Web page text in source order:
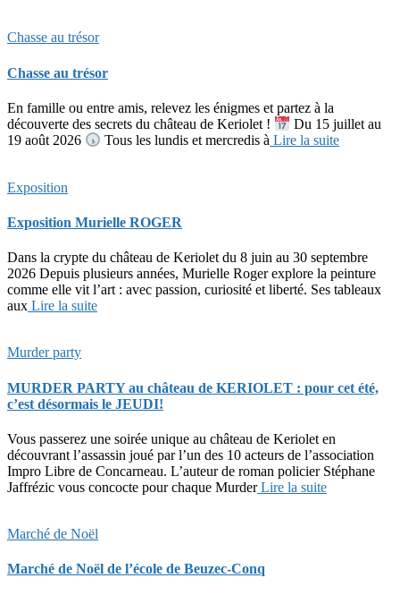
Chasse au trésor
Chasse au trésor
En famille ou entre amis, relevez les énigmes et partez à la
découverte des secrets du château de Keriolet !
Du 15 juillet au
19 août 2026
Tous les lundis et mercredis à Lire la suite
Exposition
Exposition Murielle ROGER
Dans la crypte du château de Keriolet du 8 juin au 30 septembre
2026 Depuis plusieurs années, Murielle Roger explore la peinture
comme elle vit l’art : avec passion, curiosité et liberté. Ses tableaux
aux Lire la suite
Murder party
MURDER PARTY au château de KERIOLET : pour cet été,
c’est désormais le JEUDI!
Vous passerez une soirée unique au château de Keriolet en
découvrant l’assassin joué par l’un des 10 acteurs de l’association
Impro Libre de Concarneau. L’auteur de roman policier Stéphane
Jaffrézic vous concocte pour chaque MurderLire la suite
Marché de Noël
Marché de Noël de l’école de Beuzec-Conq